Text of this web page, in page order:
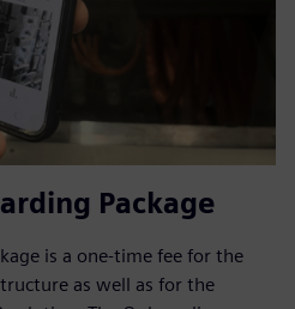
Package
is a one-time fee for the
as well as for the